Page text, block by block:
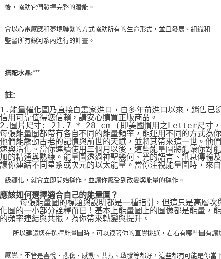
後，協助它們發揮完整的潛能。
會以心電感應和夢境聯繫的方式協助所有的生命形式，並且發展、組織和
監督所有銀河系內進行的計畫。
搭配水晶:***
註:
1.能量催化圖乃直接自畫家進口，自多年前進口以來，銷售已
信用可靠值得您信賴，請安心購買正版商品。
2.圖片尺寸: 21.7 * 28 cm (即美國慣用之Letter尺寸，
每張能量圖都帶有各自不同的能量頻率，能運用不同的方式為
他們能觸動古老的記憶與前世的天賦，並將其帶來這一世。他
速與活化。當你連續使用三個月以後，這些能量圖將能讓你對
加的精通與熟練。能量圖透過神聖幾何、光的語言、訊息傳輸
讓你連結不同星系或次元的以太能量。當你注視能量圖時，來
級顯化，就會立即開始運作，並讓你感受到改變與能量的運作。
應該如何選擇適合自己的能量圖？
每張能量圖的標題與說明都是一種指引，但這只是高層次
化圖的一小部分詮釋而已！基本上能量圖上的圖像都是能量，
的頻率連結與共振，為你帶來轉變與提升。
所以建議您在選擇能量圖時，可以跟著你的直覺挑選，看看有哪些圖有讓
感覺，不管是喜悅、悲傷、感動、共振、啟發等都好，這些都有可能是你當